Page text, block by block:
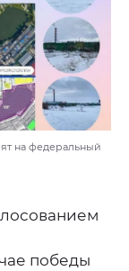
на федеральный
победы